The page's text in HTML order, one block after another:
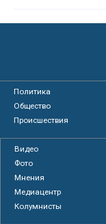
Политика
Общество
Происшествия
Видео
Фото
Мнения
Медиацентр
Колумнисты